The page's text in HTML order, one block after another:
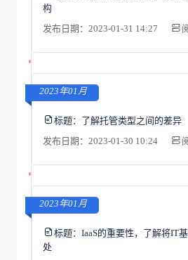
构
发布日期：2023-01-31 14:27
2023年01月
标题： 了解托管类型之间的差异
发布日期：2023-01-30 10:24
2023年01月
标题： IaaS的重要性，了解将IT
处